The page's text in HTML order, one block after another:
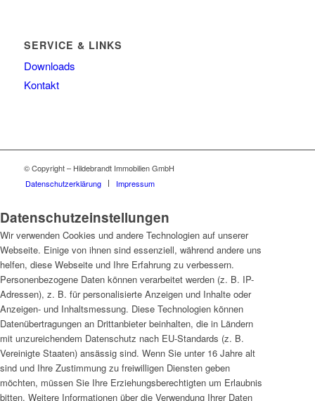
SERVICE & LINKS
Downloads
Kontakt
© Copyright – Hildebrandt Immobilien GmbH
Datenschutzerklärung
Impressum
Datenschutzeinstellungen
Wir verwenden Cookies und andere Technologien auf unserer
Webseite. Einige von ihnen sind essenziell, während andere uns
helfen, diese Webseite und Ihre Erfahrung zu verbessern.
Personenbezogene Daten können verarbeitet werden (z. B. IP-
Adressen), z. B. für personalisierte Anzeigen und Inhalte oder
Anzeigen- und Inhaltsmessung. Diese Technologien können
Datenübertragungen an Drittanbieter beinhalten, die in Ländern
mit unzureichendem Datenschutz nach EU-Standards (z. B.
Vereinigte Staaten) ansässig sind. Wenn Sie unter 16 Jahre alt
sind und Ihre Zustimmung zu freiwilligen Diensten geben
möchten, müssen Sie Ihre Erziehungsberechtigten um Erlaubnis
bitten. Weitere Informationen über die Verwendung Ihrer Daten